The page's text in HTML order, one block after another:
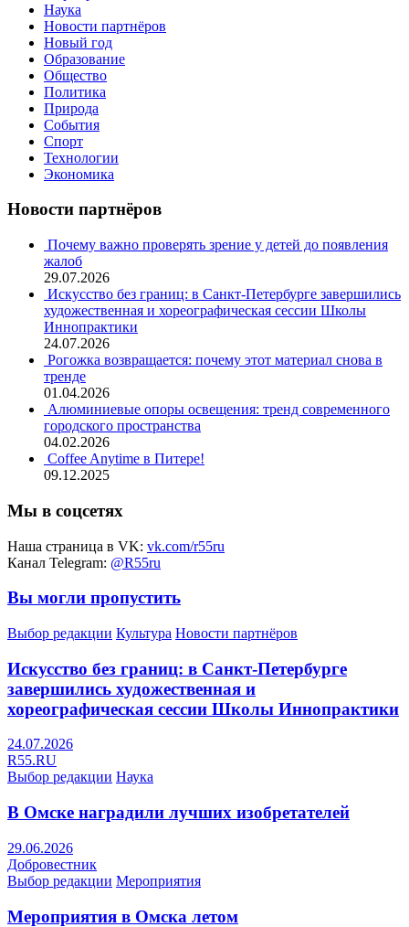
Наука
Новости партнёров
Новый год
Образование
Общество
Политика
Природа
События
Спорт
Технологии
Экономика
Новости партнёров
Почему важно проверять зрение у детей до появления
жалоб
29.07.2026
Искусство без границ: в Санкт-Петербурге завершились
художественная и хореографическая сессии Школы
Иннопрактики
24.07.2026
Рогожка возвращается: почему этот материал снова в
тренде
01.04.2026
Алюминиевые опоры освещения: тренд современного
городского пространства
04.02.2026
Coffee Anytime в Питере!
09.12.2025
Мы в соцсетях
Наша страница в VK: vk.com/r55ru
Канал Telegram: @R55ru
Вы могли пропустить
Выбор редакции Культура Новости партнёров
Искусство без границ: в Санкт-Петербурге
завершились художественная и
хореографическая сессии Школы Иннопрактики
24.07.2026
R55.RU
Выбор редакции Наука
В Омске наградили лучших изобретателей
29.06.2026
Добровестник
Выбор редакции Мероприятия
Мероприятия в Омска летом